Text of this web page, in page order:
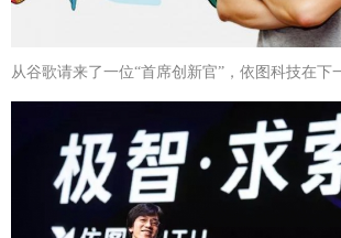
从谷歌请来了一位“首席创新官”，依图科技在下